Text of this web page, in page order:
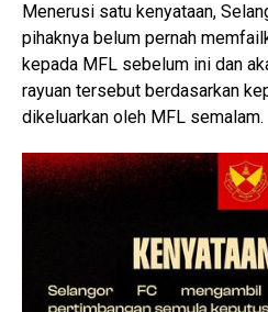
Menerusi satu kenyataan,
pihaknya belum pernah
kepada MFL sebelum ini dan
rayuan tersebut berdasarkan
dikeluarkan oleh MFL semalam.